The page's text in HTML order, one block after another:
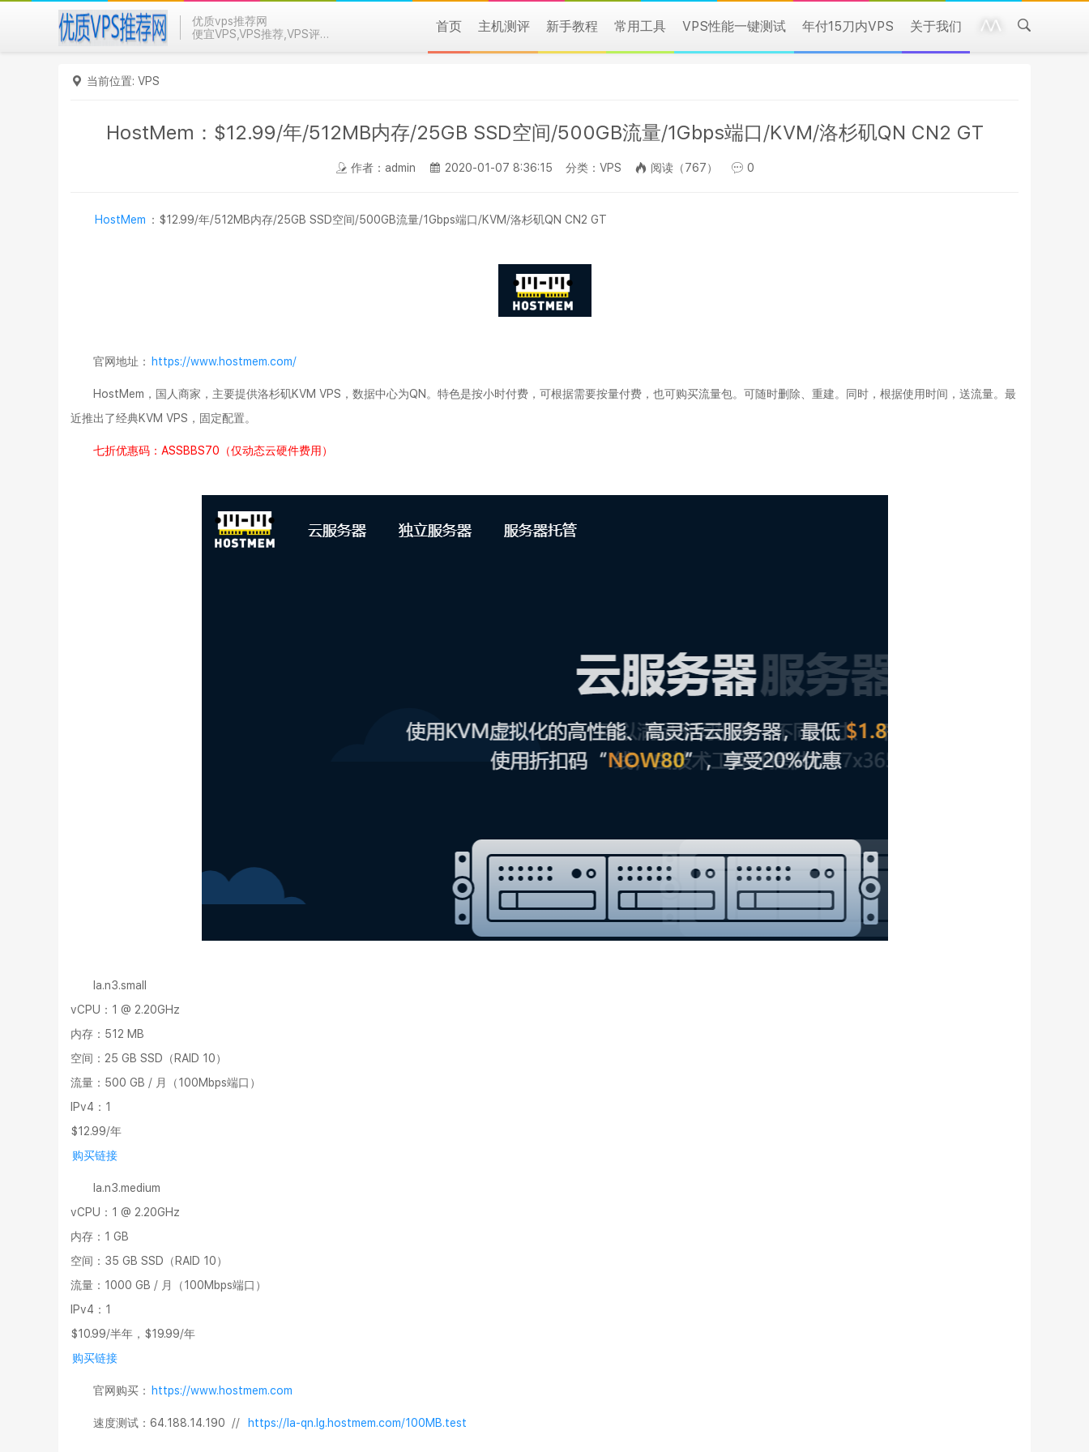
优质vps推荐网
便宜VPS,VPS推荐,VPS评测
首页 主机测评 新手教程 常用工具 VPS性能一键测试 年付15刀内VPS 关于我们
当前位置: VPS
HostMem：$12.99/年/512MB内存/25GB SSD空间/500GB流量/1Gbps端口/KVM/洛杉矶QN CN2 GT
作者：admin 2020-01-07 8:36:15 分类：VPS 阅读（767） 0
HostMem ：$12.99/年/512MB内存/25GB SSD空间/500GB流量/1Gbps端口/KVM/洛杉矶QN CN2 GT
官网地址： https://www.hostmem.com/
HostMem，国人商家，主要提供洛杉矶KVM VPS，数据中心为QN。特色是按小时付费，可根据需要按量付费，也可购买流量包。可随时删除、重建。同时，根据使用时间，送流量。最
近推出了经典KVM VPS，固定配置。
七折优惠码：ASSBBS70（仅动态云硬件费用）
la.n3.small
vCPU：1 @ 2.20GHz
内存：512 MB
空间：25 GB SSD（RAID 10）
流量：500 GB / 月（100Mbps端口）
IPv4：1
$12.99/年
购买链接
la.n3.medium
vCPU：1 @ 2.20GHz
内存：1 GB
空间：35 GB SSD（RAID 10）
流量：1000 GB / 月（100Mbps端口）
IPv4：1
$10.99/半年，$19.99/年
购买链接
官网购买 ： https://www.hostmem.com
速度测试：64.188.14.190 // https://la-qn.lg.hostmem.com/100MB.test